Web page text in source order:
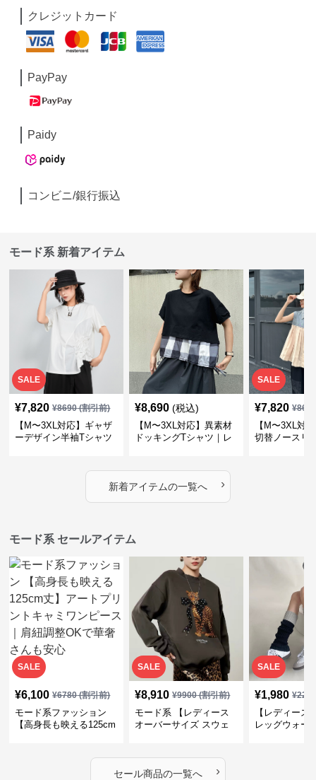
クレジットカード
PayPay
Paidy
コンビニ/銀行振込
モード系 新着アイテム
SALE
¥7,820 ¥8690(割引前)
【M〜3XL対応】ギャザ
ーデザイン半袖Tシャツ
¥8,690 (税込)
【M〜3XL対応】異素材
ドッキングTシャツ｜レ
カバー・大人モード
SALE
¥7,820 ¥
【M〜3XL対
切替ノースリ
新着アイテムの一覧へ ›
モード系 セールアイテム
SALE
¥6,100 ¥6780(割引前)
モード系ファッション
【高身長も映える125cm
OKで華奢さんも安心
SALE
¥8,910 ¥9900(割引前)
モード系 【レディース
オーバーサイズ スウェ
ったりモード
SALE
¥1,980 ¥
【レディース
レッグウォー
セール商品の一覧へ ›